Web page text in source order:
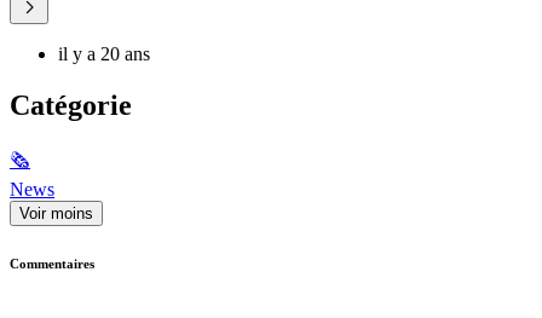
il y a 20 ans
Catégorie
🗞
News
Voir moins
Commentaires